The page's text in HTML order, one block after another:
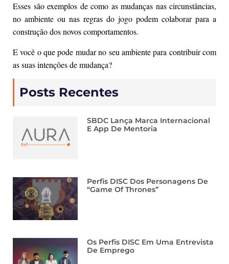
Esses são exemplos de como as mudanças nas circunstâncias,
no ambiente ou nas regras do jogo podem colaborar para a
construção dos novos comportamentos.
E você o que pode mudar no seu ambiente para contribuir com
as suas intenções de mudança?
Posts Recentes
SBDC Lança Marca Internacional
E App De Mentoria
Perfis DISC Dos Personagens De
“Game Of Thrones”
Os Perfis DISC Em Uma Entrevista
De Emprego